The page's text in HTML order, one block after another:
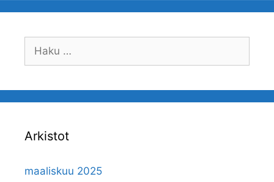
Arkistot
maaliskuu 2025